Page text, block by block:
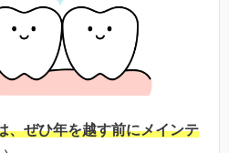
、ぜひ年を越す前にメインテ